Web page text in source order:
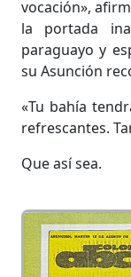
vocación»,
la portada
paraguayo y
su Asunción
«Tu bahía
refrescantes.
Que así sea.